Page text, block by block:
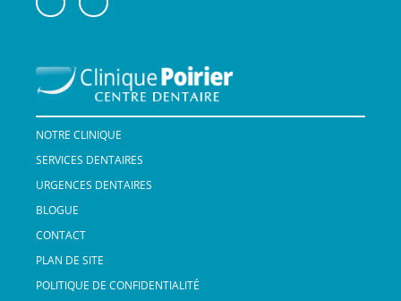
NOTRE CLINIQUE
SERVICES DENTAIRES
URGENCES DENTAIRES
BLOGUE
CONTACT
PLAN DE SITE
POLITIQUE DE CONFIDENTIALITÉ